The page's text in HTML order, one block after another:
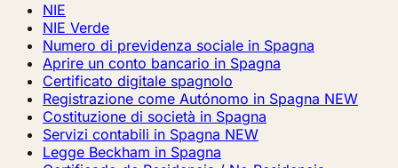
NIE
NIE Verde
Numero di previdenza sociale in Spagna
Aprire un conto bancario in Spagna
Certificato digitale spagnolo
Registrazione come Autónomo in Spagna NEW
Costituzione di società in Spagna
Servizi contabili in Spagna NEW
Legge Beckham in Spagna